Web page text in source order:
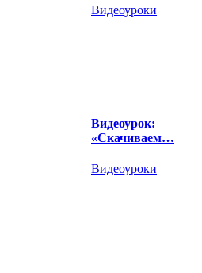
Видеоуроки
Видеоурок:
«Скачиваем…
Видеоуроки